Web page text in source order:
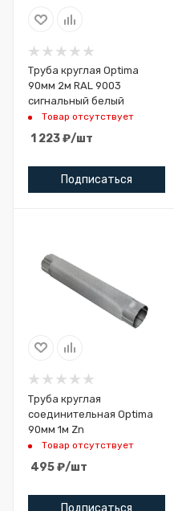
Труба круглая Optima
90мм 2м RAL 9003
сигнальный белый
Товар отсутствует
1 223₽/шт
Подписаться
Труба круглая
соединительная Optima
90мм 1м Zn
Товар отсутствует
495₽/шт
Подписаться